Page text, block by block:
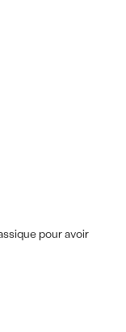
pour avoir